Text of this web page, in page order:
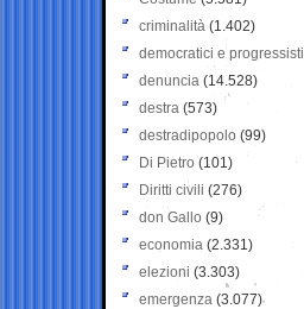
criminalità (1.402)
democratici e progressisti
denuncia (14.528)
destra (573)
destradipopolo (99)
Di Pietro (101)
Diritti civili (276)
don Gallo (9)
economia (2.331)
elezioni (3.303)
emergenza (3.077)